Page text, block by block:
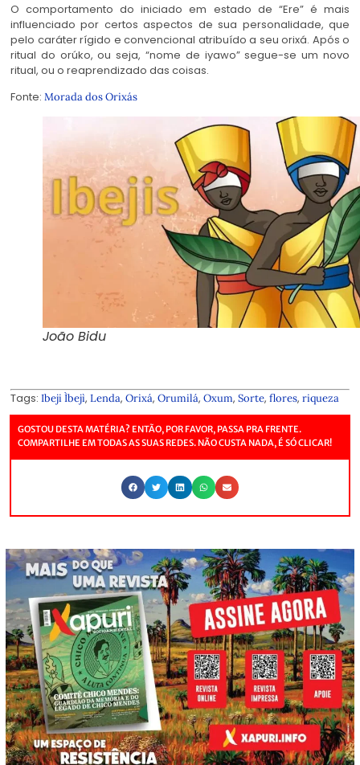
O comportamento do iniciado em estado de “Ere” é mais
influenciado por certos aspectos de sua personalidade, que
pelo caráter rígido e convencional atribuído a seu orixá. Após o
ritual do orúko, ou seja, “nome de iyawo” segue-se um novo
ritual, ou o reaprendizado das coisas.
Fonte: Morada dos Orixás
João Bidu
Tags: Ibeji Ìbejì, Lenda, Orixá, Orumilá, Oxum, Sorte, flores, riqueza
GOSTOU DESTA MATÉRIA? ENTÃO, POR FAVOR, PASSA PRA FRENTE.
COMPARTILHE EM TODAS AS SUAS REDES. NÃO CUSTA NADA, É SÓ CLICAR!